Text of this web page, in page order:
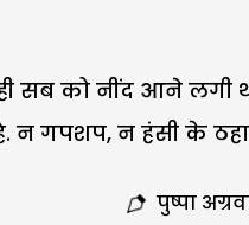
सब को नींद आने लगी
न गपशप, न हंसी के
पुष्पा